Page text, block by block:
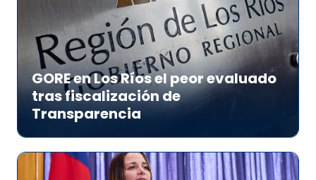
GORE en Los Ríos el peor evaluado
tras fiscalización de
Transparencia